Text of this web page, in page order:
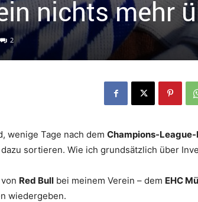
nichts mehr
2
wenige Tage nach dem Champions-League-
sortieren. Wie ich grundsätzlich über
Red Bull bei meinem Verein – dem EHC
wiedergeben.